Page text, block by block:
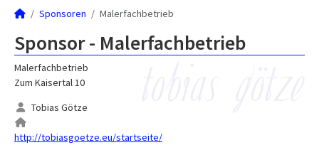
Sponsoren Malerfachbetrieb
Sponsor - Malerfachbetrieb
Malerfachbetrieb
Zum Kaisertal 10
Tobias Götze
http://tobiasgoetze.eu/startseite/